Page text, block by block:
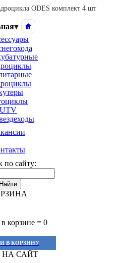
ODES комплект 4 шт
▾
UTV
по сайту:
Найти
корзине = 0
В КОРЗИНУ
НА САЙТ